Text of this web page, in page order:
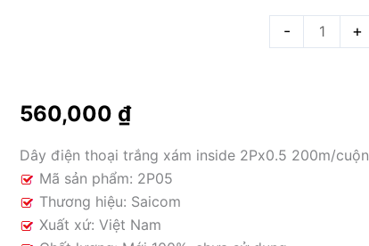
-
-
xám
+
560,000 ₫
Dây điện thoại trắng xám inside 2Px0.5 200m/cuộn
Mã sản phẩm: 2P05
Thương hiệu: Saicom
Xuất xứ: Việt Nam